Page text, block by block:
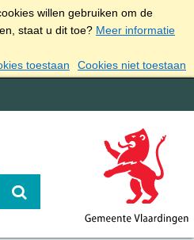
willen gebruiken om de
staat u dit toe? Meer informatie
toestaan
Cookies niet toestaan